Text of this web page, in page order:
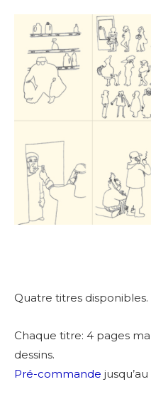
Quatre titres disponibles.
Chaque titre: 4 pages
dessins.
Pré-commande